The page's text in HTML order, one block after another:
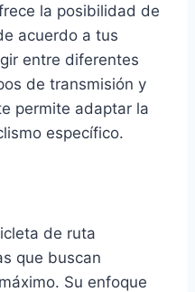
la posibilidad de
acuerdo a tus
entre diferentes
de transmisión y
permite adaptar la
específico.
de ruta
que buscan
Su enfoque